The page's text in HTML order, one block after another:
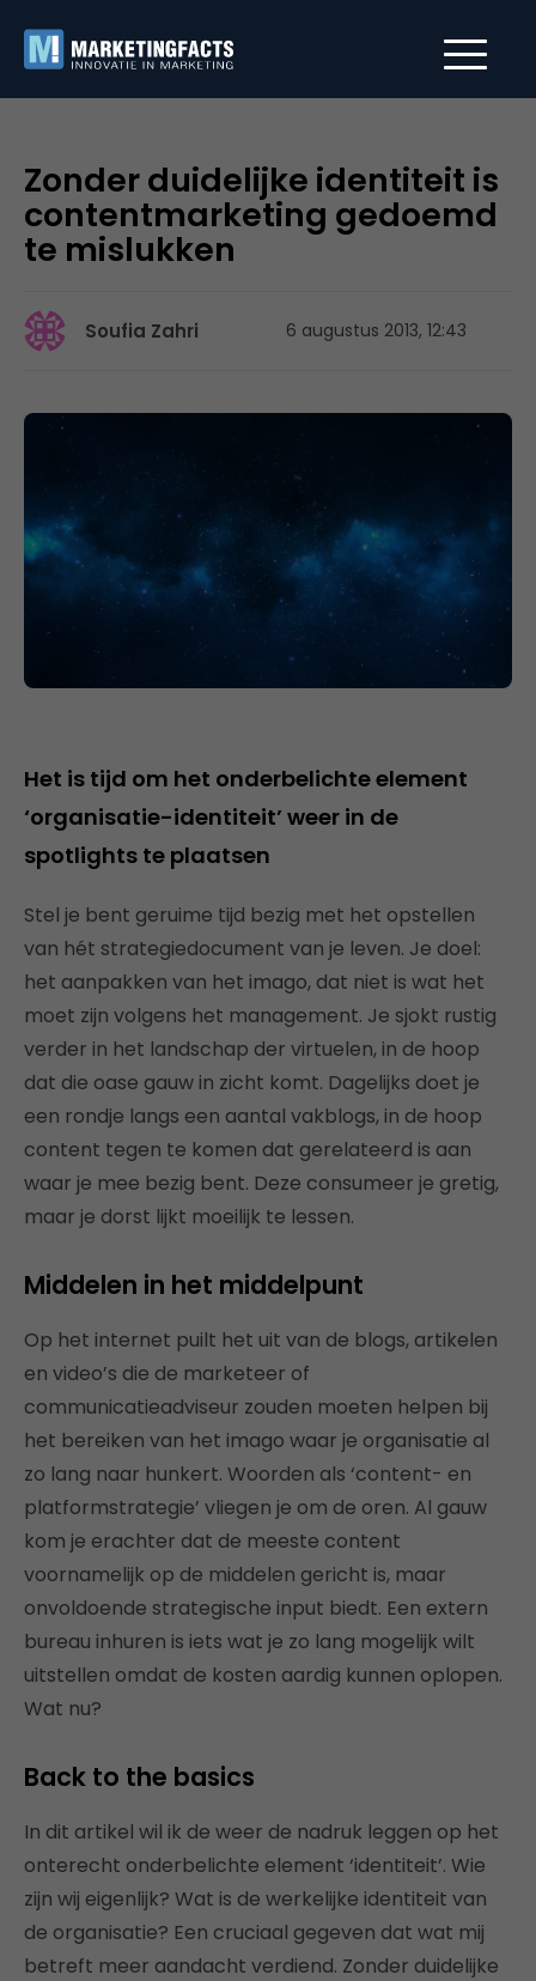
Zonder duidelijke identiteit is
contentmarketing gedoemd
te mislukken
Soufia Zahri 6 augustus 2013, 12:43
Het is tijd om het onderbelichte element
‘organisatie-identiteit’ weer in de
spotlights te plaatsen
Stel je bent geruime tijd bezig met het opstellen
van hét strategiedocument van je leven. Je doel:
het aanpakken van het imago, dat niet is wat het
moet zijn volgens het management. Je sjokt rustig
verder in het landschap der virtuelen, in de hoop
dat die oase gauw in zicht komt. Dagelijks doet je
een rondje langs een aantal vakblogs, in de hoop
content tegen te komen dat gerelateerd is aan
waar je mee bezig bent. Deze consumeer je gretig,
maar je dorst lijkt moeilijk te lessen.
Middelen in het middelpunt
Op het internet puilt het uit van de blogs, artikelen
en video’s die de marketeer of
communicatieadviseur zouden moeten helpen bij
het bereiken van het imago waar je organisatie al
zo lang naar hunkert. Woorden als ‘content- en
platformstrategie’ vliegen je om de oren. Al gauw
kom je erachter dat de meeste content
voornamelijk op de middelen gericht is, maar
onvoldoende strategische input biedt. Een extern
bureau inhuren is iets wat je zo lang mogelijk wilt
uitstellen omdat de kosten aardig kunnen oplopen.
Wat nu?
Back to the basics
In dit artikel wil ik de weer de nadruk leggen op het
onterecht onderbelichte element ‘identiteit’. Wie
zijn wij eigenlijk? Wat is de werkelijke identiteit van
de organisatie? Een cruciaal gegeven dat wat mij
betreft meer aandacht verdiend. Zonder duidelijke